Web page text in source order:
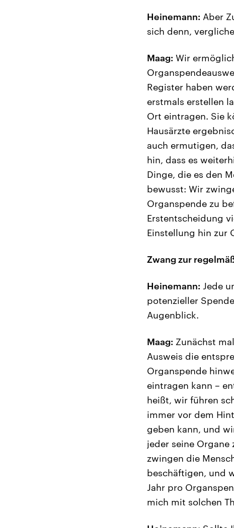
Heinemann: Aber
sich denn,
Maag: Wir
Register haben
erstmals erstellen
Ort eintragen. Sie
Hausärzte
auch ermutigen,
hin, dass es
Dinge, die es den
bewusst: Wir
Organspende zu
Erstentscheidung
Einstellung hin zur
Zwang zur
Heinemann: Jede
potenzieller
Augenblick.
Maag: Zunächst
Ausweis die
Organspende
eintragen kann –
heißt, wir führen
immer vor dem
geben kann, und
jeder seine
zwingen die
beschäftigen, und
Jahr pro
mich mit solchen